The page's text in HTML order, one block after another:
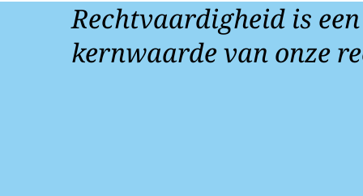
Rechtvaardigheid is een
kernwaarde van onze